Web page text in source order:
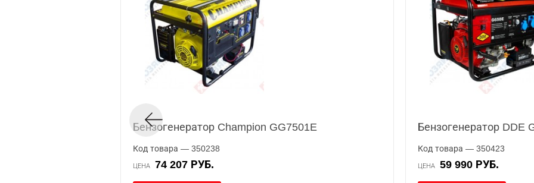
Бензогенератор Champion GG7501E
Код товара — 350238
ЦЕНА 74 207 РУБ.
Бензогенератор DDE
Код товара — 350423
ЦЕНА 59 990 РУБ.